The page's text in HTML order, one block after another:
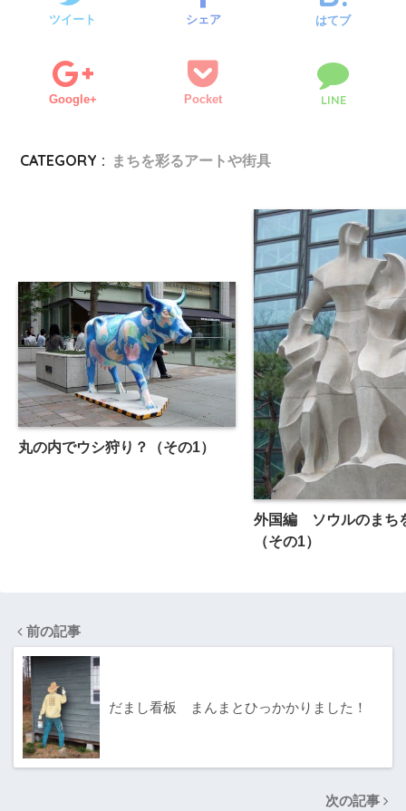
ツイート シェア はてブ
Google+ Pocket LINE
CATEGORY : まちを彩るアートや街具
丸の内でウシ狩り？（その1）
外国編 ソウルのまち
（その1）
前の記事
だまし看板 まんまとひっかかりました！
次の記事